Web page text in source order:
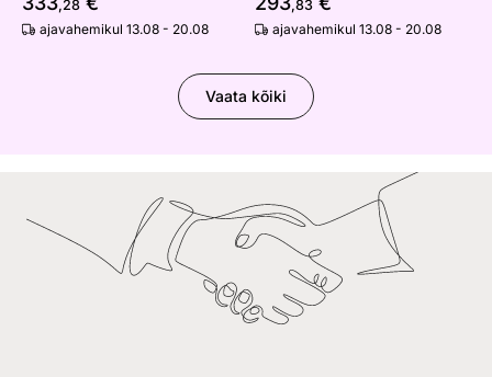
,28
ajavahemikul 13.08 - 20.08
,83
ajavahemikul 13.08 - 20.08
Vaata kõiki